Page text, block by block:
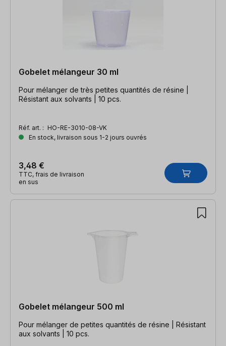
Gobelet mélangeur 30 ml
Pour mélanger de très petites quantités de résine |
Résistant aux solvants | 10 pcs.
Réf. art. : HO-RE-3010-08-VK
En stock, livraison sous 1-2 jours ouvrés
3,48 €
TTC, frais de livraison
en sus
Gobelet mélangeur 500 ml
Pour mélanger de petites quantités de résine | Résistant
aux solvants | 10 pcs.